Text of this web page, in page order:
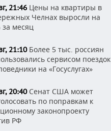
21:46 Цены на квартиры в
Челнах выросли на
за месяц
21:10Более 5 тыс. россиян
сервисом поездок
на «Госуслугах»
20:40Сенат США может
по поправкам к
законопроекту
РФ